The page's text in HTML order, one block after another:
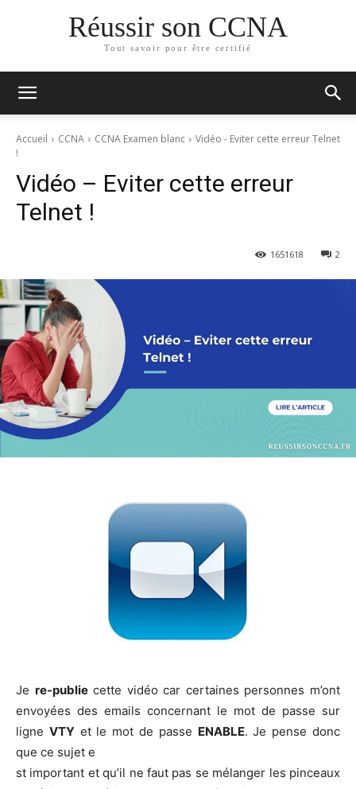
Réussir son CCNA
Tout savoir pour être certifié
Accueil CCNA CCNA Examen blanc
Vidéo - Eviter cette erreur Telnet
!
Vidéo – Eviter cette erreur
Telnet !
2
1651618
Je re-publiecette vidéo car cer­taines per­sonnes m’ont
envoyées des emails concer­nant le mot de passe sur
ligne VTYet le mot de passe ENABLE. Je pense donc
que ce sujet e
st impor­tant et qu’il ne faut pas se mélan­ger les pin­ceaux